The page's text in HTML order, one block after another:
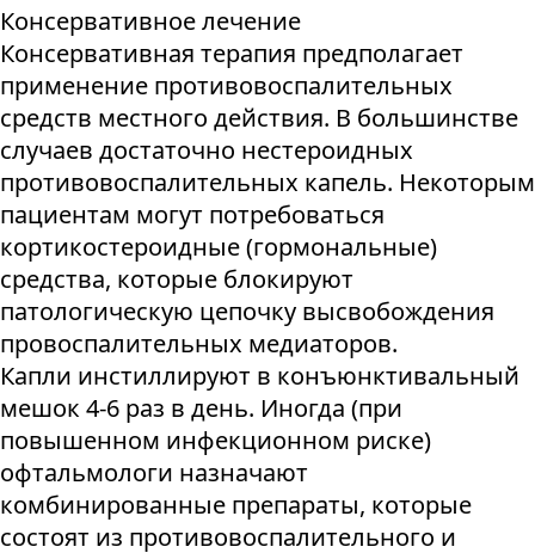
Консервативное лечение
Консервативная терапия предполагает
применение противовоспалительных
средств местного действия. В большинстве
случаев достаточно нестероидных
противовоспалительных капель. Некоторым
пациентам могут потребоваться
кортикостероидные (гормональные)
средства, которые блокируют
патологическую цепочку высвобождения
провоспалительных медиаторов.
Капли инстиллируют в конъюнктивальный
мешок 4-6 раз в день. Иногда (при
повышенном инфекционном риске)
офтальмологи назначают
комбинированные препараты, которые
состоят из противовоспалительного и